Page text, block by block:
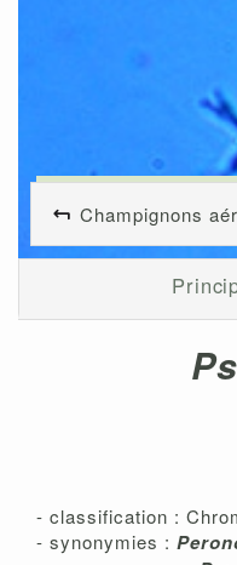
Champignons
- classification :
- synonymies :